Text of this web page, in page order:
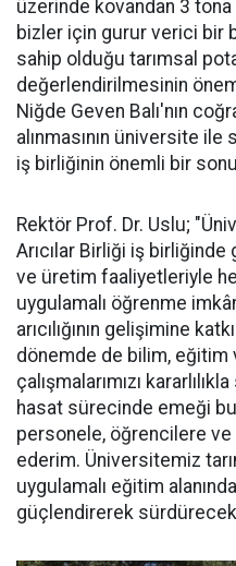
üzerinde kovandan 3
bizler için gurur verici bir
sahip olduğu tarımsal
değerlendirilmesinin
Niğde Geven Balı'nın
alınmasının üniversite ile
iş birliğinin önemli bir
Rektör Prof. Dr. Uslu;
Arıcılar Birliği iş
ve üretim faaliyetleriyle
uygulamalı öğrenme
arıcılığının gelişimine
dönemde de bilim, eğitim
çalışmalarımızı
hasat sürecinde emeği
personele, öğrencilere ve
ederim. Üniversitemiz
uygulamalı eğitim
güçlendirerek